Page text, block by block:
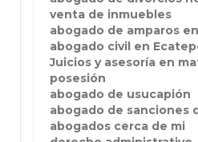
venta de inmuebles
abogado de amparos
abogado civil en
Juicios y asesoría en
posesión
abogado de usucapión
abogado de sanciones
abogados cerca de mi